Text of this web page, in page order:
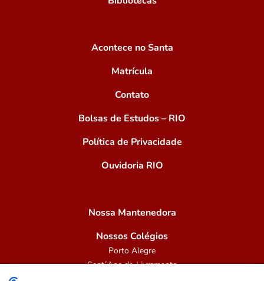
Acontece no Santa
Matrícula
Contato
Bolsas de Estudos – RIO
Política de Privacidade
Ouvidoria RIO
Nossa Mantenedora
Nossos Colégios
Porto Alegre
Sant´Ana do Livramento